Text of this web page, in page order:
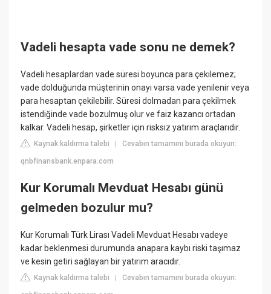
Vadeli hesapta vade sonu ne demek?
Vadeli hesaplardan vade süresi boyunca para çekilemez;
vade dolduğunda müşterinin onayı varsa vade yenilenir veya
para hesaptan çekilebilir. Süresi dolmadan para çekilmek
istendiğinde vade bozulmuş olur ve faiz kazancı ortadan
kalkar. Vadeli hesap, şirketler için risksiz yatırım araçlarıdır.
Kaynak kaldırma talebi |Cevabın tamamını burada okuyun:
qnbfinansbank.enpara.com
Kur Korumalı Mevduat Hesabı günü
gelmeden bozulur mu?
Kur Korumalı Türk Lirası Vadeli Mevduat Hesabı vadeye
kadar beklenmesi durumunda anapara kaybı riski taşımaz
ve kesin getiri sağlayan bir yatırım aracıdır.
Kaynak kaldırma talebi |Cevabın tamamını burada okuyun: